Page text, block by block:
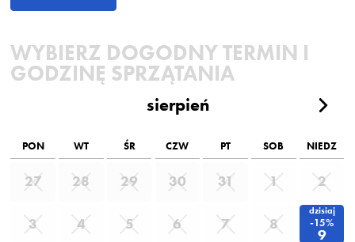
WYBIERZ DOGODNY TERMIN I
GODZINĘ SPRZĄTANIA
sierpień
PON WT ŚR CZW PT SOB NIEDZ
27 28 29 30 31 1 2
3 4 5 6 7 8
dzisiaj
-15%
9